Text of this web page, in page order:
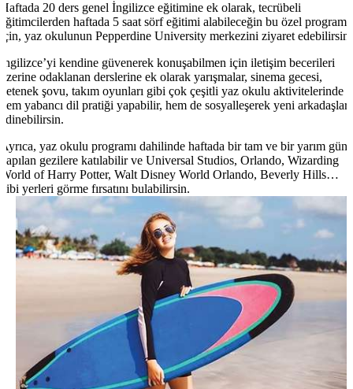
Haftada 20 ders genel İngilizce eğitimine ek olarak, tecrübeli
eğitimcilerden haftada 5 saat sörf eğitimi alabileceğin bu özel program
için, yaz okulunun Pepperdine University merkezini ziyaret edebilirsin.
İngilizce’yi kendine güvenerek konuşabilmen için iletişim becerileri
üzerine odaklanan derslerine ek olarak yarışmalar, sinema gecesi,
yetenek şovu, takım oyunları gibi çok çeşitli yaz okulu aktivitelerinde
hem yabancı dil pratiği yapabilir, hem de sosyalleşerek yeni arkadaşlar
edinebilirsin.
Ayrıca, yaz okulu programı dahilinde haftada bir tam ve bir yarım gün
yapılan gezilere katılabilir ve Universal Studios, Orlando, Wizarding
World of Harry Potter, Walt Disney World Orlando, Beverly Hills…
gibi yerleri görme fırsatını bulabilirsin.